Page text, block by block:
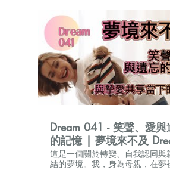
Dream 041 - 笑聲、愛與
的記憶 | 夢境來不及
Time Out #榮格心理學
這是一個關於轉變、自我認同與
結的夢境。我，身為母親，在夢